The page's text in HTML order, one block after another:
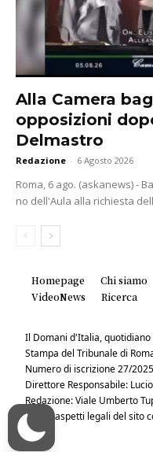
Alla Camera
opposizioni
Delmastro
Redazione - 6 Agosto 2026
Roma, 6 ago. (askanews) -
no dell'Aula alla richiesta
Homepage Chi siamo
VideoNews
Ricerca
Il Domani d'Italia,
Stampa del Tribunale di
Numero di iscrizione 27/
Direttore Responsabile:
Redazione: Viale Umberto
Per gli aspetti legali del sito